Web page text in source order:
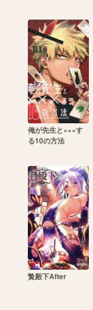
俺が先生と×××す
る10の方法
贄殿下After